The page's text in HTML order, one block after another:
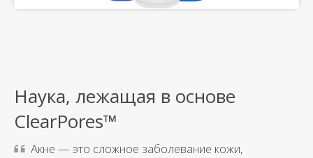
Наука, лежащая в основе
ClearPores™
Акне — это сложное заболевание кожи,